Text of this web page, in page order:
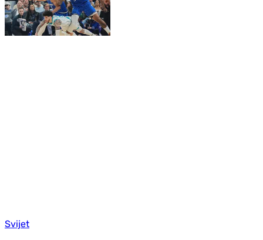
Svijet